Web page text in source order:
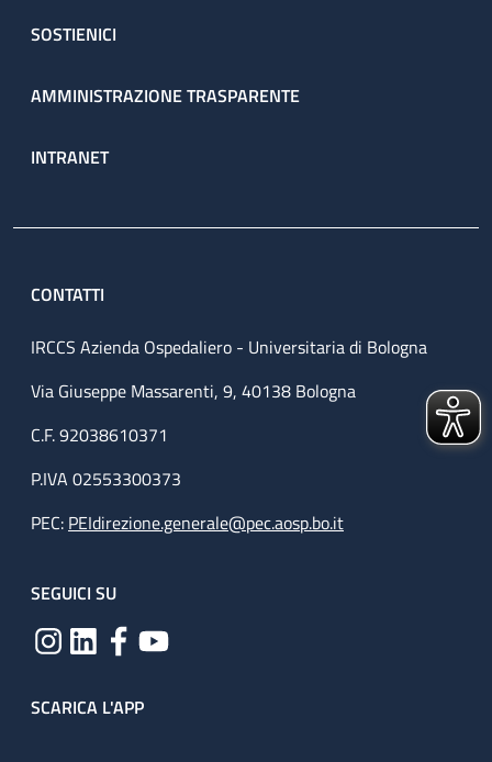
SOSTIENICI
AMMINISTRAZIONE TRASPARENTE
INTRANET
CONTATTI
IRCCS Azienda Ospedaliero - Universitaria di Bologna
Via Giuseppe Massarenti, 9, 40138 Bologna
C.F. 92038610371
P.IVA 02553300373
PEC: PEIdirezione.generale@pec.aosp.bo.it
SEGUICI SU
SCARICA L'APP